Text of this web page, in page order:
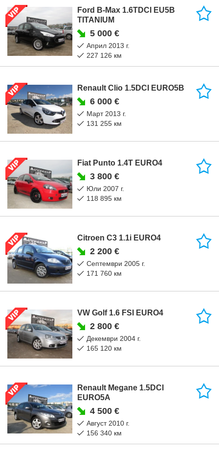
Ford B-Max 1.6TDCI EU5B
TITANIUM
5 000 €
април 2013 г.
227 126 км
Renault Clio 1.5DCI EURO5B
6 000 €
март 2013 г.
131 255 км
Fiat Punto 1.4T EURO4
3 800 €
юли 2007 г.
118 895 км
Citroen C3 1.1i EURO4
2 200 €
септември 2005 г.
171 760 км
VW Golf 1.6 FSI EURO4
2 800 €
декември 2004 г.
165 120 км
Renault Megane 1.5DCI
EURO5A
4 500 €
август 2010 г.
156 340 км